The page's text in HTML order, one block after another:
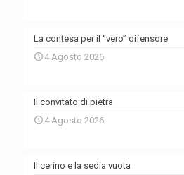
La contesa per il “vero” difensore
4 Agosto 2026
Il convitato di pietra
4 Agosto 2026
Il cerino e la sedia vuota